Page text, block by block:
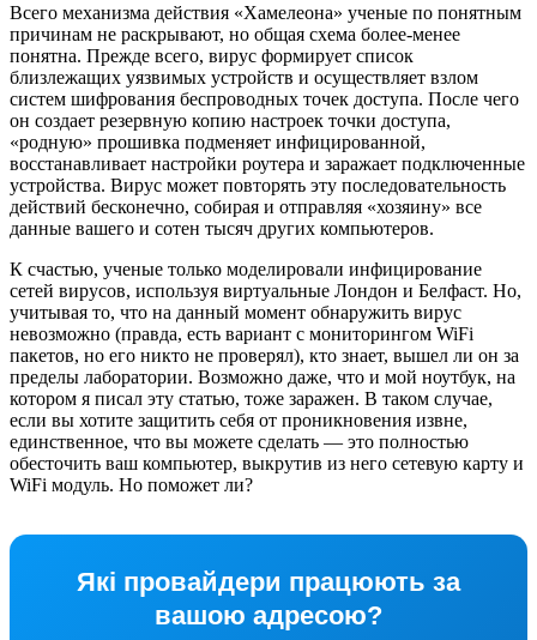
Всего механизма действия «Хамелеона» ученые по понятным
причинам не раскрывают, но общая схема более-менее
понятна. Прежде всего, вирус формирует список
близлежащих уязвимых устройств и осуществляет взлом
систем шифрования беспроводных точек доступа. После чего
он создает резервную копию настроек точки доступа,
«родную» прошивка подменяет инфицированной,
восстанавливает настройки роутера и заражает подключенные
устройства. Вирус может повторять эту последовательность
действий бесконечно, собирая и отправляя «хозяину» все
данные вашего и сотен тысяч других компьютеров.
К счастью, ученые только моделировали инфицирование
сетей вирусов, используя виртуальные Лондон и Белфаст. Но,
учитывая то, что на данный момент обнаружить вирус
невозможно (правда, есть вариант с мониторингом WiFi
пакетов, но его никто не проверял), кто знает, вышел ли он за
пределы лаборатории. Возможно даже, что и мой ноутбук, на
котором я писал эту статью, тоже заражен. В таком случае,
если вы хотите защитить себя от проникновения извне,
единственное, что вы можете сделать — это полностью
обесточить ваш компьютер, выкрутив из него сетевую карту и
WiFi модуль. Но поможет ли?
Які провайдери працюють за
вашою адресою?